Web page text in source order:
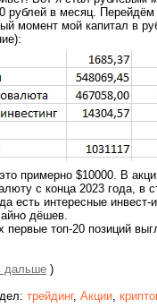
рублей в месяц. Перейдём
момент мой капитал в
примерно $10000. В
с конца 2023 года,
есть интересные
дёшев.
первые топ-20 позиций
дальше )
трейдинг, Акции,